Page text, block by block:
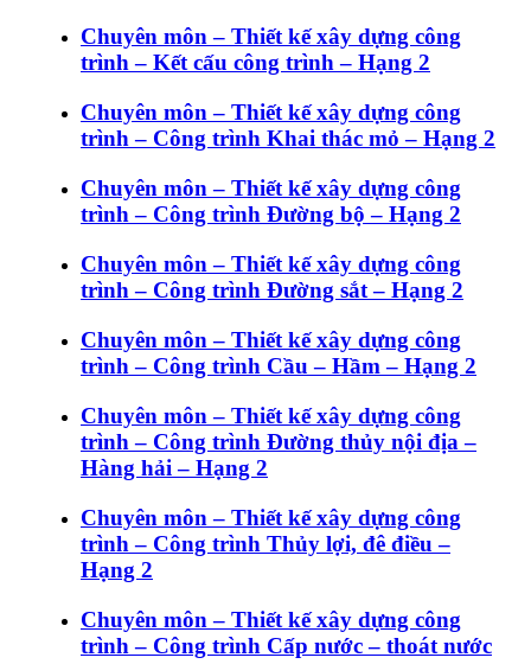
Chuyên môn – Thiết kế xây dựng công
trình – Kết cấu công trình – Hạng 2
Chuyên môn – Thiết kế xây dựng công
trình – Công trình Khai thác mỏ – Hạng 2
Chuyên môn – Thiết kế xây dựng công
trình – Công trình Đường bộ – Hạng 2
Chuyên môn – Thiết kế xây dựng công
trình – Công trình Đường sắt – Hạng 2
Chuyên môn – Thiết kế xây dựng công
trình – Công trình Cầu – Hầm – Hạng 2
Chuyên môn – Thiết kế xây dựng công
trình – Công trình Đường thủy nội địa –
Hàng hải – Hạng 2
Chuyên môn – Thiết kế xây dựng công
trình – Công trình Thủy lợi, đê điều –
Hạng 2
Chuyên môn – Thiết kế xây dựng công
trình – Công trình Cấp nước – thoát nước